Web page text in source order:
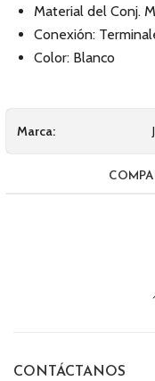
Material del Conj.
Conexión:
Color: Blanco
Marca:
CONTÁCTANOS